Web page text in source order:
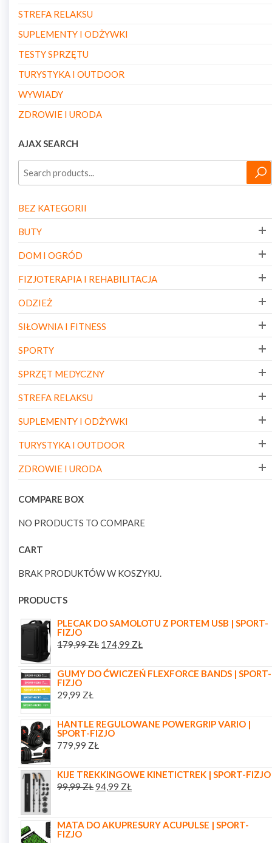
STREFA RELAKSU
SUPLEMENTY I ODŻYWKI
TESTY SPRZĘTU
TURYSTYKA I OUTDOOR
WYWIADY
ZDROWIE I URODA
AJAX SEARCH
BEZ KATEGORII
BUTY
DOM I OGRÓD
FIZJOTERAPIA I REHABILITACJA
ODZIEŻ
SIŁOWNIA I FITNESS
SPORTY
SPRZĘT MEDYCZNY
STREFA RELAKSU
SUPLEMENTY I ODŻYWKI
TURYSTYKA I OUTDOOR
ZDROWIE I URODA
COMPARE BOX
NO PRODUCTS TO COMPARE
CART
BRAK PRODUKTÓW W KOSZYKU.
PRODUCTS
PLECAK DO SAMOLOTU Z PORTEM USB | SPORT-
FIZJO
179,99ZŁ 174,99 ZŁ
GUMY DO ĆWICZEŃ FLEXFORCE BANDS | SPORT-
FIZJO
29,99 ZŁ
HANTLE REGULOWANE POWERGRIP VARIO |
SPORT-FIZJO
779,99 ZŁ
KIJE TREKKINGOWE KINETICTREK | SPORT-FIZJO
99,99ZŁ94,99 ZŁ
MATA DO AKUPRESURY ACUPULSE | SPORT-
FIZJO